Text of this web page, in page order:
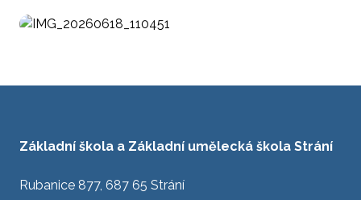
Základní škola a Základní umělecká škola Strání
Rubanice 877, 687 65 Strání